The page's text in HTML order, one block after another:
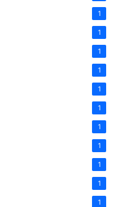
1
1
1
1
1
1
1
1
1
1
1